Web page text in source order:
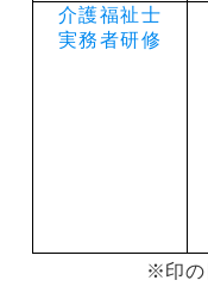
介護福祉士
実務者研修
※印の